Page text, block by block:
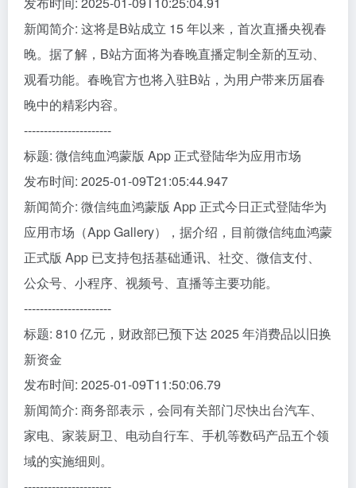
新闻简介: 这将是B站成立 15 年以来，首次直播央视春
晚。据了解，B站方面将为春晚直播定制全新的互动、
观看功能。春晚官方也将入驻B站，为用户带来历届春
晚中的精彩内容。
----------------------
标题: 微信纯血鸿蒙版 App 正式登陆华为应用市场
发布时间: 2025-01-09T21:05:44.947
新闻简介: 微信纯血鸿蒙版 App 正式今日正式登陆华为
应用市场（App Gallery），据介绍，目前微信纯血鸿蒙
正式版 App 已支持包括基础通讯、社交、微信支付、
公众号、小程序、视频号、直播等主要功能。
----------------------
标题: 810 亿元，财政部已预下达 2025 年消费品以旧换
新资金
发布时间: 2025-01-09T11:50:06.79
新闻简介: 商务部表示，会同有关部门尽快出台汽车、
家电、家装厨卫、电动自行车、手机等数码产品五个领
域的实施细则。